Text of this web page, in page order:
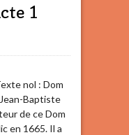
1
nol : Dom
Baptiste
de ce Dom
en 1665. Il a